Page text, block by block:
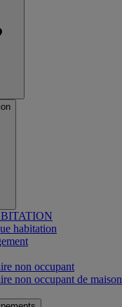
habitation
non occupant
non occupant de maison